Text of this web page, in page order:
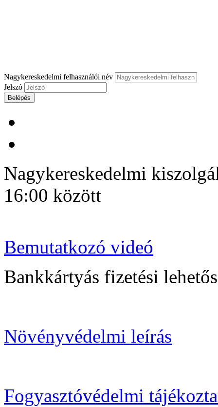
Nagykereskedelmi felhasználói név
Jelszó
Belépés
Nagykereskedelmi
16:00 között
Bemutatkozó videó
Bankkártyás fizetési
Növényvédelmi leírás
Fogyasztóvédelmi